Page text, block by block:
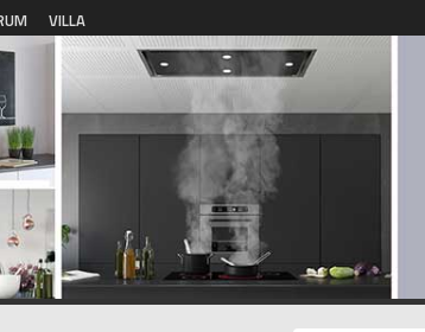
VILLA